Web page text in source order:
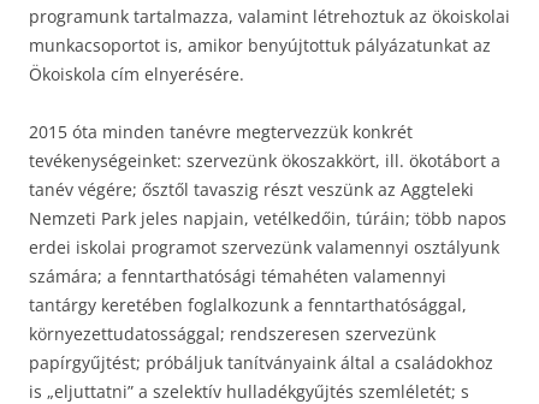
programunk tartalmazza, valamint létrehoztuk az ökoiskolai
munkacsoportot is, amikor benyújtottuk pályázatunkat az
Ökoiskola cím elnyerésére.
2015 óta minden tanévre megtervezzük konkrét
tevékenységeinket: szervezünk ökoszakkört, ill. ökotábort a
tanév végére; ősztől tavaszig részt veszünk az Aggteleki
Nemzeti Park jeles napjain, vetélkedőin, túráin; több napos
erdei iskolai programot szervezünk valamennyi osztályunk
számára; a fenntarthatósági témahéten valamennyi
tantárgy keretében foglalkozunk a fenntarthatósággal,
környezettudatossággal; rendszeresen szervezünk
papírgyűjtést; próbáljuk tanítványaink által a családokhoz
is „eljuttatni” a szelektív hulladékgyűjtés szemléletét; s